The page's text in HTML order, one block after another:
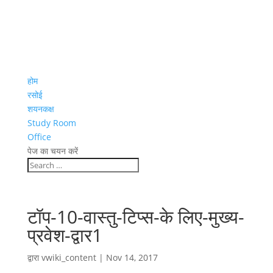
होम
रसोई
शयनकक्ष
Study Room
Office
पेज का चयन करें
टॉप-10-वास्तु-टिप्स-के लिए-मुख्य-
प्रवेश-द्वार1
द्वाराvwiki_content| Nov 14, 2017